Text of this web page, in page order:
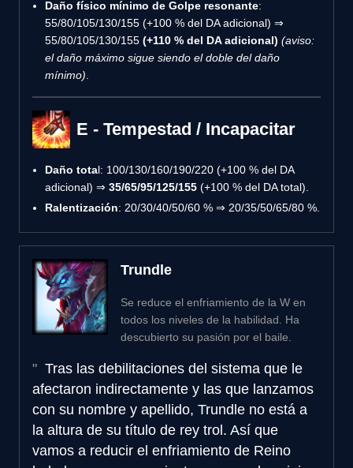
Daño físico mínimo de Golpe resonante:
55/80/105/130/155 (+100 % del DA adicional) ⇒
55/80/105/130/155 (+110 % del DA adicional) (aviso:
el daño máximo sigue siendo el doble del daño
mínimo)
E - Tempestad / Incapacitar
Daño total: 100/130/160/190/220 (+100 % del DA
adicional) ⇒ 35/65/95/125/155 (+100 % del DA total).
Ralentización: 20/30/40/50/60 % ⇒ 20/35/50/65/80 %.
Trundle
Se reduce el enfriamiento de la W en
todos los niveles de la habilidad. Ha
descubierto su pasión por el baile.
Tras las debilitaciones del sistema que le
afectaron indirectamente y las que lanzamos
con su nombre y apellido, Trundle no está a
la altura de su título de rey trol. Así que
vamos a reducir el enfriamiento de Reino